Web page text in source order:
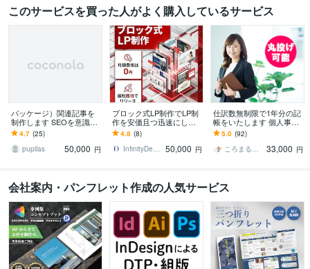
このサービスを買った人がよく購入しているサービス
パッケージ）関連記事を
制作します SEOを意識し
た関連記事を作成します
4.7 (25)
pupilas
50,000 円
ブロック式LP制作でLP制
作を安価且つ迅速にしま
す お急ぎの方・コストを
かけれないけど集客をし
たい方見てください
4.8 (8)
InfinityDesign1127
50,000 円
仕訳数無制限で1年分の記
帳をいたします 個人事業
主から法人の方も対応可
能！各ソフト対応中！
5.0 (92)
ころまる経理
33,000 円
会社案内・パンフレット作成の人気サービス